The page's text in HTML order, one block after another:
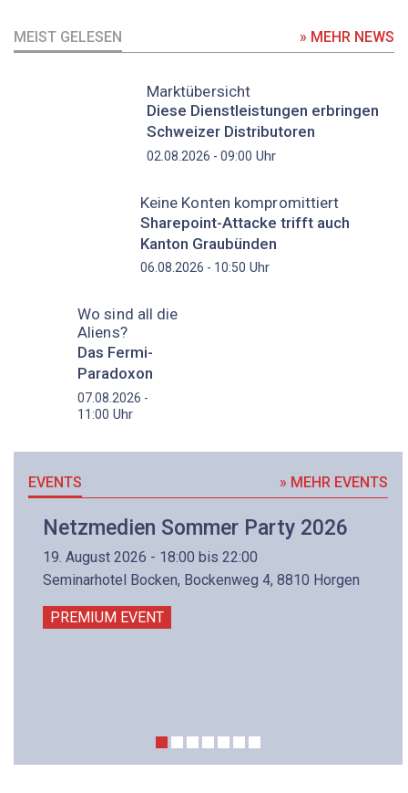
MEIST GELESEN » MEHR NEWS
Marktübersicht
Diese Dienstleistungen erbringen
Schweizer Distributoren
02.08.2026 - 09:00 Uhr
Keine Konten kompromittiert
Sharepoint-Attacke trifft auch
Kanton Graubünden
06.08.2026 - 10:50 Uhr
Wo sind all die
Aliens?
Das Fermi-
Paradoxon
07.08.2026 -
11:00 Uhr
EVENTS » MEHR EVENTS
Netzmedien Sommer Party 2026
19. August 2026 - 18:00 bis 22:00
Seminarhotel Bocken, Bockenweg 4, 8810 Horgen
PREMIUM EVENT